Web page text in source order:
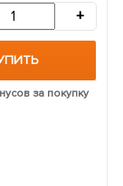
+
за покупку